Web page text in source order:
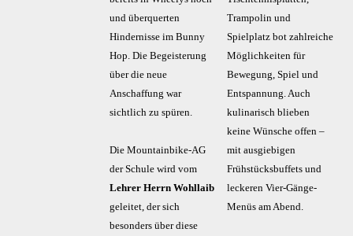
und überquerten
Hindernisse im Bunny
Hop. Die Begeisterung
über die neue
Anschaffung war
sichtlich zu spüren.
Die Mountainbike-AG
der Schule wird vom
Lehrer Herrn Wohllaib
geleitet, der sich
besonders über diese
Trampolin und
Spielplatz bot zahlreiche
Möglichkeiten für
Bewegung, Spiel und
Entspannung. Auch
kulinarisch blieben
keine Wünsche offen –
mit ausgiebigen
Frühstücksbuffets und
leckeren Vier-Gänge-
Menüs am Abend.